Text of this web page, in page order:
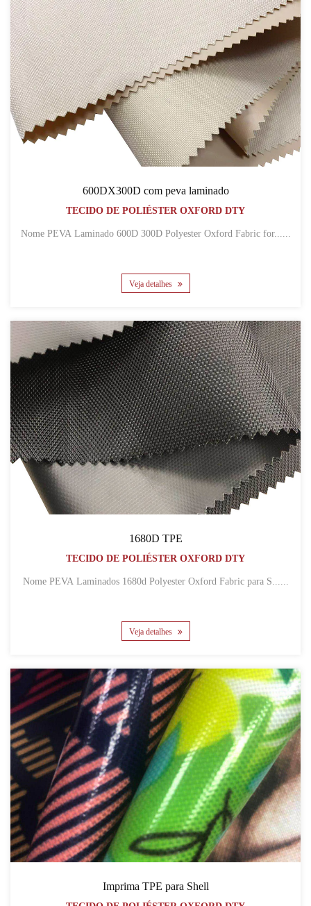
600DX300D com peva laminado
TECIDO DE POLIÉSTER OXFORD DTY
Nome PEVA Laminado 600D 300D Polyester Oxford Fabric for......
Veja detalhes
1680D TPE
TECIDO DE POLIÉSTER OXFORD DTY
Nome PEVA Laminados 1680d Polyester Oxford Fabric para S......
Veja detalhes
Imprima TPE para Shell